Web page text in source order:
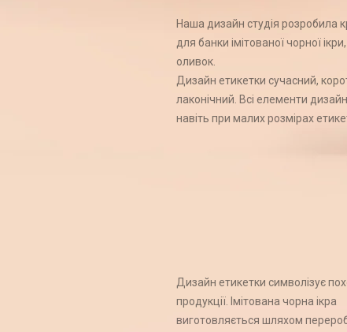
Наша дизайн студія розробила
для банки імітованої чорної
оливок.
Дизайн етикетки сучасний,
лаконічний. Всі елементи
навіть при малих розмірах
Дизайн етикетки символізує
продукції. Імітована чорна ікра
виготовляється шляхом